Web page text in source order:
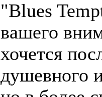
"Blues
вашего
хочется
душевного